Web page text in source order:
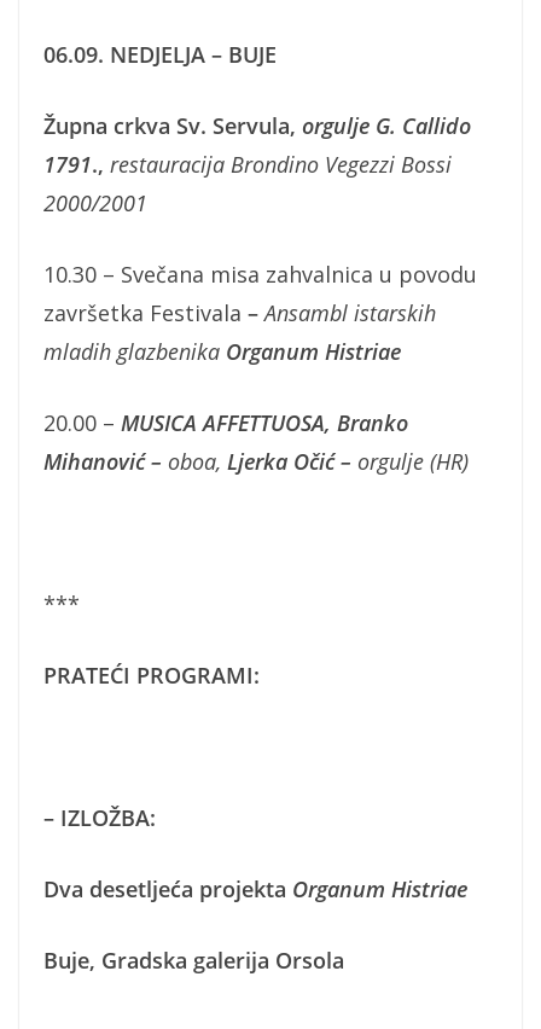
06.09. NEDJELJA – BUJE
Župna crkva Sv. Servula, orgulje G. Callido
1791., restauracija Brondino Vegezzi Bossi
2000/2001
10.30 – Svečana misa zahvalnica u povodu
završetka Festivala – Ansambl istarskih
mladih glazbenika Organum Histriae
20.00 – MUSICA AFFETTUOSA, Branko
Mihanović– oboa, Ljerka Očić– orgulje (HR)
***
PRATEĆI PROGRAMI:
– IZLOŽBA:
Dva desetljeća projekta Organum Histriae
Buje, Gradska galerija Orsola